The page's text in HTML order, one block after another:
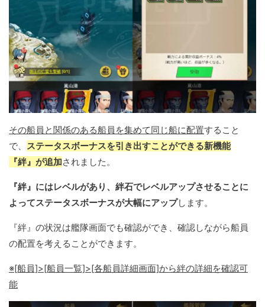
その船員と関係のある船員を集めて同じ船に配置すること
で、 ステータスボーナスを引き出すことができる新機能
『絆』が追加されました。
『絆』にはレベルがあり、絆石でレベルアップさせることに
よってステータスボーナスが大幅にアップします。
『絆』の状況は艦隊画面でも確認ができ、確認しながら船員
の配置を考えることができます。
※[船員]>[船員一覧]>[各船員詳細画面]から絆の詳細を確認可
能